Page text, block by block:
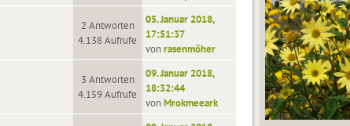
2 Antworten
4.138 Aufrufe
05. Januar 2018,
17:51:37
vonrasenmöher
3 Antworten
4.159 Aufrufe
09. Januar 2018,
18:32:44
vonMrokmeeark